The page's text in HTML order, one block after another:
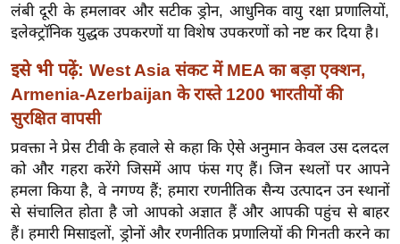
सा
हि
त्य
ज
ग
त
ऑ
टो
व
र्ल्ड
लंबी दूरी के हमलावर और सटीक ड्रोन, आधुनिक वायु रक्षा प्रणालियों,
इलेक्ट्रॉनिक युद्धक उपकरणों या विशेष उपकरणों को नष्ट कर दिया है।
इसे भी पढ़ें: West Asia संकट में MEA का बड़ा एक्शन,
Armenia-Azerbaijan के रास्ते 1200 भारतीयों की
सुरक्षित वापसी
प्रवक्ता ने प्रेस टीवी के हवाले से कहा कि ऐसे अनुमान केवल उस दलदल
को और गहरा करेंगे जिसमें आप फंस गए हैं। जिन स्थलों पर आपने
हमला किया है, वे नगण्य हैं; हमारा रणनीतिक सैन्य उत्पादन उन स्थानों
से संचालित होता है जो आपको अज्ञात हैं और आपकी पहुंच से बाहर
हैं। हमारी मिसाइलों, ड्रोनों और रणनीतिक प्रणालियों की गिनती करने का